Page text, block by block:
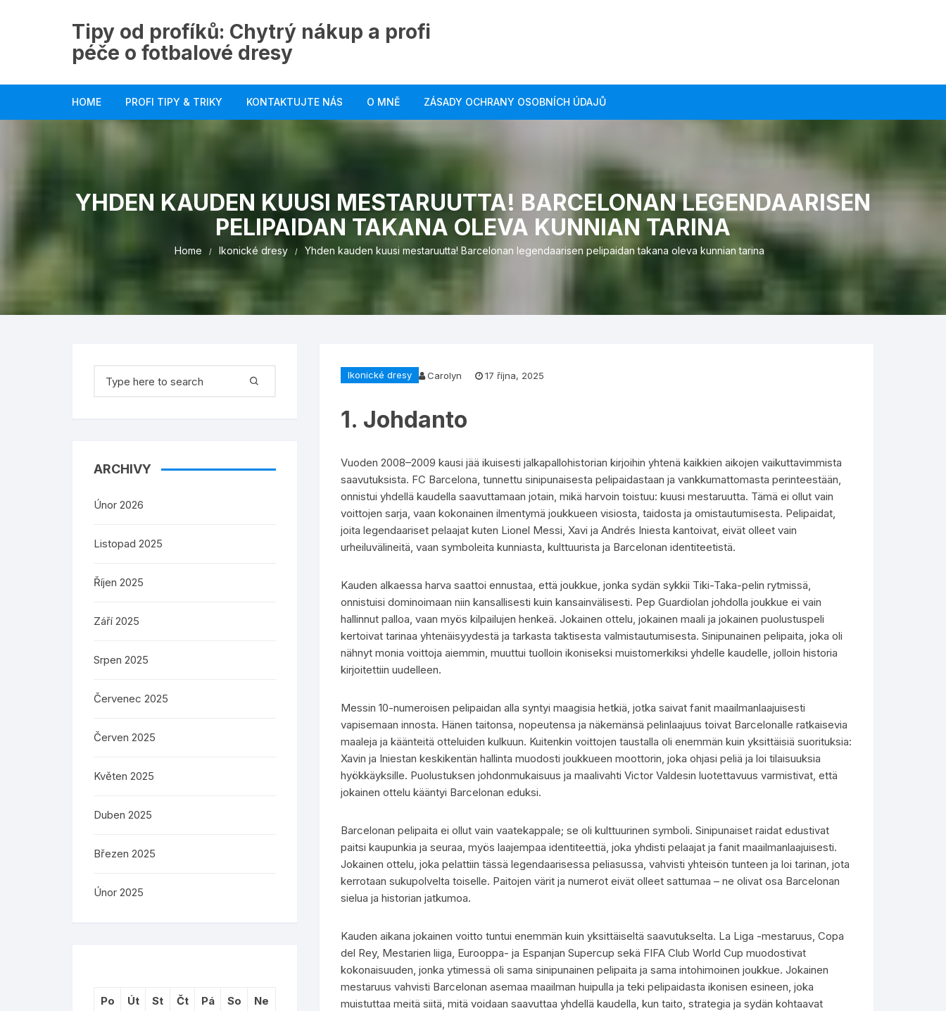
Tipy od profíků: Chytrý nákup a profi
péče o fotbalové dresy
HOME PROFI TIPY & TRIKY KONTAKTUJTE NÁS O MNĚ ZÁSADY OCHRANY OSOBNÍCH ÚDAJŮ
YHDEN KAUDEN KUUSI MESTARUUTTA! BARCELONAN LEGENDAARISEN
PELIPAIDAN TAKANA OLEVA KUNNIAN TARINA
Home Ikonické dresy Yhden kauden kuusi mestaruutta! Barcelonan legendaarisen pelipaidan takana oleva kunnian tarina
Ikonické dresy Carolyn 17 října, 2025
1. Johdanto
Vuoden 2008–2009 kausi jää ikuisesti jalkapallohistorian kirjoihin yhtenä kaikkien aikojen vaikuttavimmista
saavutuksista. FC Barcelona, tunnettu sinipunaisesta pelipaidastaan ja vankkumattomasta perinteestään,
onnistui yhdellä kaudella saavuttamaan jotain, mikä harvoin toistuu: kuusi mestaruutta. Tämä ei ollut vain
voittojen sarja, vaan kokonainen ilmentymä joukkueen visiosta, taidosta ja omistautumisesta. Pelipaidat,
joita legendaariset pelaajat kuten Lionel Messi, Xavi ja Andrés Iniesta kantoivat, eivät olleet vain
urheiluvälineitä, vaan symboleita kunniasta, kulttuurista ja Barcelonan identiteetistä.
Kauden alkaessa harva saattoi ennustaa, että joukkue, jonka sydän sykkii Tiki-Taka-pelin rytmissä,
onnistuisi dominoimaan niin kansallisesti kuin kansainvälisesti. Pep Guardiolan johdolla joukkue ei vain
hallinnut palloa, vaan myös kilpailujen henkeä. Jokainen ottelu, jokainen maali ja jokainen puolustuspeli
kertoivat tarinaa yhtenäisyydestä ja tarkasta taktisesta valmistautumisesta. Sinipunainen pelipaita, joka oli
nähnyt monia voittoja aiemmin, muuttui tuolloin ikoniseksi muistomerkiksi yhdelle kaudelle, jolloin historia
kirjoitettiin uudelleen.
Messin 10-numeroisen pelipaidan alla syntyi maagisia hetkiä, jotka saivat fanit maailmanlaajuisesti
vapisemaan innosta. Hänen taitonsa, nopeutensa ja näkemänsä pelinlaajuus toivat Barcelonalle ratkaisevia
maaleja ja käänteitä otteluiden kulkuun. Kuitenkin voittojen taustalla oli enemmän kuin yksittäisiä suorituksia:
Xavin ja Iniestan keskikentän hallinta muodosti joukkueen moottorin, joka ohjasi peliä ja loi tilaisuuksia
hyökkäyksille. Puolustuksen johdonmukaisuus ja maalivahti Victor Valdesin luotettavuus varmistivat, että
jokainen ottelu kääntyi Barcelonan eduksi.
Barcelonan pelipaita ei ollut vain vaatekappale; se oli kulttuurinen symboli. Sinipunaiset raidat edustivat
paitsi kaupunkia ja seuraa, myös laajempaa identiteettiä, joka yhdisti pelaajat ja fanit maailmanlaajuisesti.
Jokainen ottelu, joka pelattiin tässä legendaarisessa peliasussa, vahvisti yhteisön tunteen ja loi tarinan, jota
kerrotaan sukupolvelta toiselle. Paitojen värit ja numerot eivät olleet sattumaa – ne olivat osa Barcelonan
sielua ja historian jatkumoa.
Kauden aikana jokainen voitto tuntui enemmän kuin yksittäiseltä saavutukselta. La Liga -mestaruus, Copa
del Rey, Mestarien liiga, Eurooppa- ja Espanjan Supercup sekä FIFA Club World Cup muodostivat
kokonaisuuden, jonka ytimessä oli sama sinipunainen pelipaita ja sama intohimoinen joukkue. Jokainen
mestaruus vahvisti Barcelonan asemaa maailman huipulla ja teki pelipaidasta ikonisen esineen, joka
muistuttaa meitä siitä, mitä voidaan saavuttaa yhdellä kaudella, kun taito, strategia ja sydän kohtaavat
for:
ARCHIVY
Únor 2026
Listopad 2025
Říjen 2025
Září 2025
Srpen 2025
Červenec 2025
Červen 2025
Květen 2025
Duben 2025
Březen 2025
Únor 2025
Po Út St Čt Pá So
Ne